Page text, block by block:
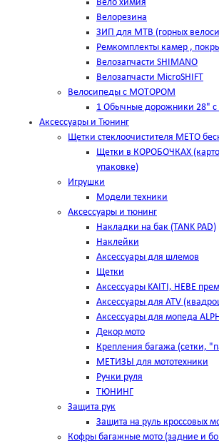
Вело химия
Велорезина
ЗИП для MTB (горных
Ремкомплекты камер ,
Велозапчасти SHIMANO
Велозапчасти MicroSHIFT
Велосипеды с МОТОРОМ
1 Обычные дорожники 28" с
Аксессуары и Тюнинг
Щетки стеклоочистителя METO
Щетки в КОРОБОЧКАХ
упаковке)
Игрушки
Модели техники
Аксессуары и тюнинг
Накладки на бак (TANK PAD)
Наклейки
Аксессуары для шлемов
Щетки
Аксессуары KAITI, HEBE
Аксессуары для ATV
Аксессуары для мопеда
Декор мото
Крепления багажа (сетки,
МЕТИЗЫ для мототехники
Ручки руля
ТЮНИНГ
Защита рук
Защита на руль кроссовых
Кофры багажные мото (задние и